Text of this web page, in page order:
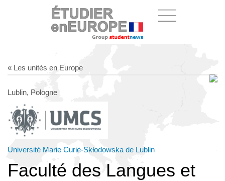
« Les unités en Europe
Lublin, Pologne
Université Marie Curie-Skłodowska de Lublin
Faculté des Langues et